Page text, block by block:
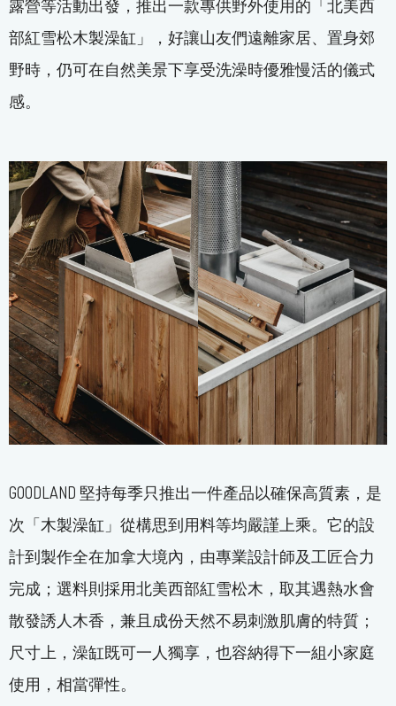
露營等活動出發，推出一款專供野外使用的「北美西
部紅雪松木製澡缸」，好讓山友們遠離家居、置身郊
野時，仍可在自然美景下享受洗澡時優雅慢活的儀式
感。
GOODLAND 堅持每季只推出一件產品以確保高質素，是
次「木製澡缸」從構思到用料等均嚴謹上乘。它的設
計到製作全在加拿大境內，由專業設計師及工匠合力
完成；選料則採用北美西部紅雪松木，取其遇熱水會
散發誘人木香，兼且成份天然不易刺激肌膚的特質；
尺寸上，澡缸既可一人獨享，也容納得下一組小家庭
使用，相當彈性。